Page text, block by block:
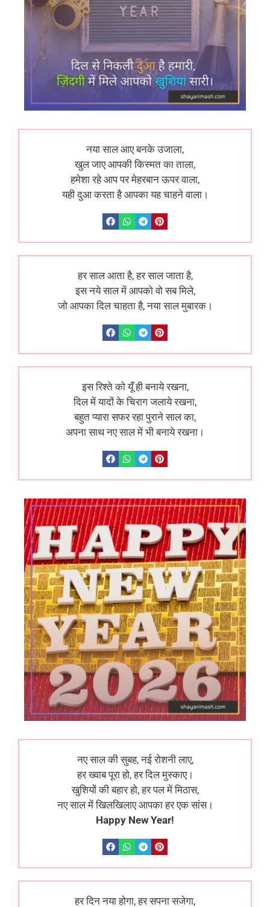
नया साल आए बनके उजाला,
खुल जाए आपकी किस्मत का ताला,
हमेशा रहे आप पर मेहरबान ऊपर वाला,
यही दुआ करता है आपका यह चाहने वाला।
हर साल आता है, हर साल जाता है,
इस नये साल में आपको वो सब मिले,
जो आपका दिल चाहता है, नया साल मुबारक।
इस रिश्ते को यूँ ही बनाये रखना,
दिल में यादों के चिराग जलाये रखना,
बहुत प्यारा सफर रहा पुराने साल का,
अपना साथ नए साल में भी बनाये रखना।
नए साल की सुबह, नई रोशनी लाए,
हर ख्वाब पूरा हो, हर दिल मुस्काए।
खुशियों की बहार हो, हर पल में मिठास,
नए साल में खिलखिलाए आपका हर एक सांस।
Happy New Year!
हर दिन नया होगा, हर सपना सजेगा,